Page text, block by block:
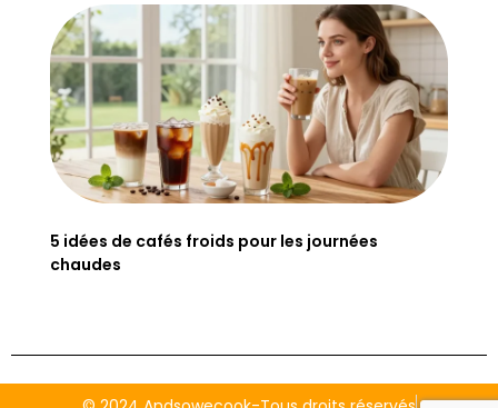
5 idées de cafés froids pour les journées
chaudes